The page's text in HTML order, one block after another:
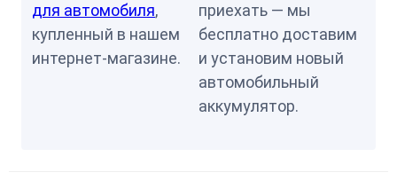
для автомобиля,
купленный в нашем
интернет-магазине.
приехать — мы
бесплатно доставим
и установим новый
автомобильный
аккумулятор.